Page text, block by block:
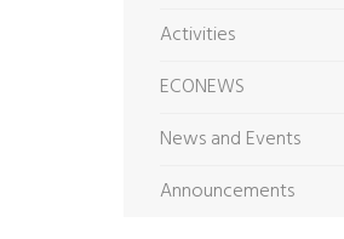
Activities
ECONEWS
News and Events
Announcements